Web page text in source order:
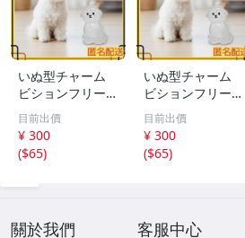
いぬ型チャーム
ビションフリーゼ
アクセサリー キ
ーホルダー ペア
思い出
目前出價
¥ 300
($65)
いぬ型チャーム
ビションフリーゼ
アクセサリー キ
ーホルダー ペア
思い出
目前出價
¥ 300
($65)
關於我們 客服中心